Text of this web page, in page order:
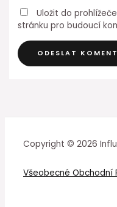
Uložit do
stránku pro budoucí
Copyright © 2026
Všeobecné Obchodní